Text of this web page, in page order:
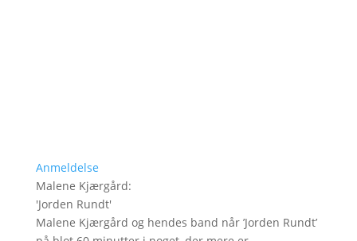
Anmeldelse
Malene Kjærgård:
'Jorden Rundt'
Malene Kjærgård og hendes band når ’Jorden Rundt’